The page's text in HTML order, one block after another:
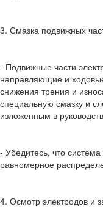
3. Смазка подвижных
- Подвижные части
направляющие и
снижения трения и
специальную смазку и
изложенным в
- Убедитесь, что
равномерное
4. Осмотр электродов и